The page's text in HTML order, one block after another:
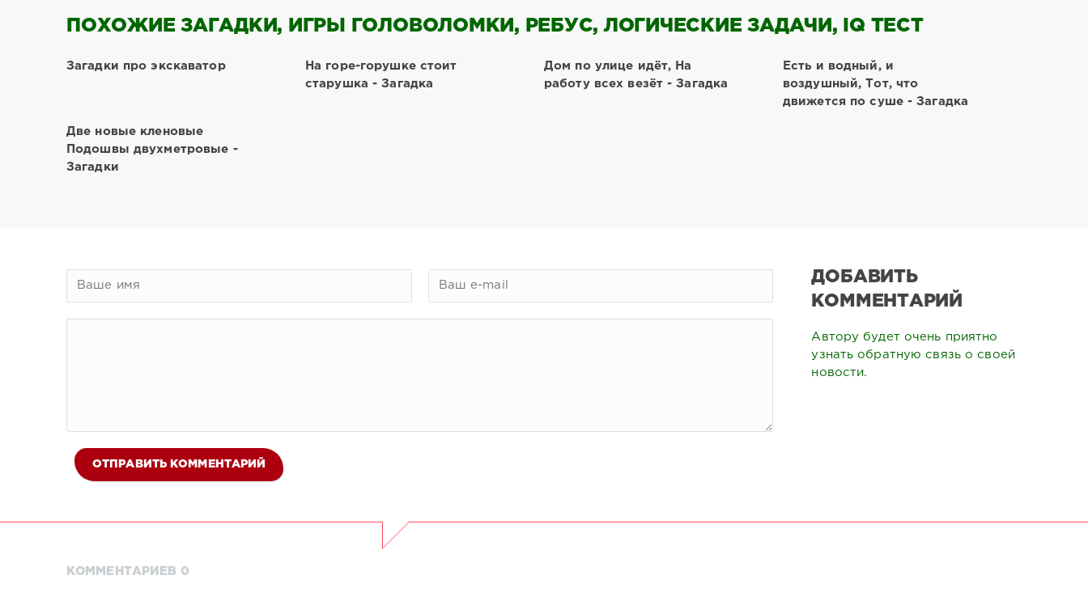
ПОХОЖИЕ ЗАГАДКИ, ИГРЫ ГОЛОВОЛОМКИ, РЕБУС, ЛОГИЧЕСКИЕ ЗАДАЧИ, IQ ТЕСТ
Загадки про экскаватор
На горе-горушке стоит
старушка - Загадка
Дом по улице идёт, На
работу всех везёт - Загадка
Есть и водный, и
воздушный, Тот, что
движется по суше - Загадка
Две новые кленовые
Подошвы двухметровые -
Загадки
ДОБАВИТЬ
КОММЕНТАРИЙ
Автору будет очень приятно
узнать обратную связь о своей
новости.
ОТПРАВИТЬ КОММЕНТАРИЙ
КОММЕНТАРИЕВ 0